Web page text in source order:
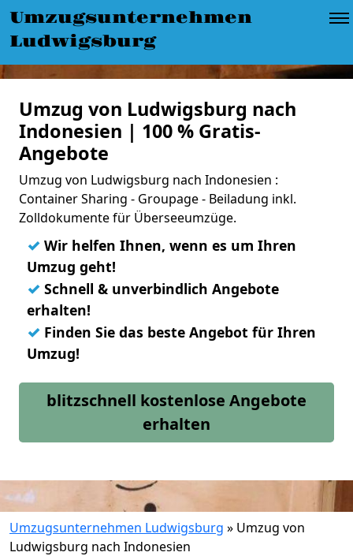
Umzugsunternehmen
Ludwigsburg
Umzug von Ludwigsburg nach
Indonesien | 100 % Gratis-
Angebote
Umzug von Ludwigsburg nach Indonesien :
Container Sharing - Groupage - Beiladung inkl.
Zolldokumente für Überseeumzüge.
✓ Wir helfen Ihnen, wenn es um Ihren
Umzug geht!
✓ Schnell & unverbindlich Angebote
erhalten!
✓ Finden Sie das beste Angebot für Ihren
Umzug!
blitzschnell kostenlose Angebote
erhalten
Umzugsunternehmen Ludwigsburg » Umzug von
Ludwigsburg nach Indonesien